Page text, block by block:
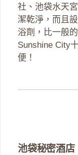
社、池袋水天
潔乾淨，而且
浴劑，比一般
Sunshine City
便！
池袋秘密酒店